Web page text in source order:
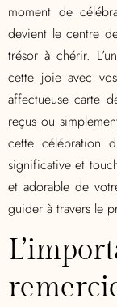
moment de
devient le centre
trésor à chérir.
cette joie avec
affectueuse carte
reçus ou
cette célébration
significative et
et adorable de
guider à travers le